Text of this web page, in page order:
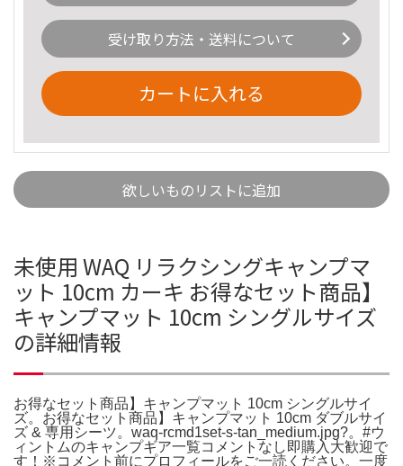
受け取り方法・送料について
カートに入れる
欲しいものリストに追加
未使用 WAQ リラクシングキャンプマ
ット 10cm カーキ お得なセット商品】
キャンプマット 10cm シングルサイズ
の詳細情報
お得なセット商品】キャンプマット 10cm シングルサイ
ズ。お得なセット商品】キャンプマット 10cm ダブルサイ
ズ & 専用シーツ。waq-rcmd1set-s-tan_medium.jpg?。#ウ
ィントムのキャンプギア一覧コメントなし即購入大歓迎で
す！※コメント前にプロフィールをご一読ください。一度